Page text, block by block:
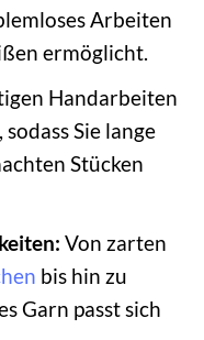
Arbeiten
ermöglicht.
Handarbeiten
Sie lange
Stücken
Von zarten
bis hin zu
Garn passt sich